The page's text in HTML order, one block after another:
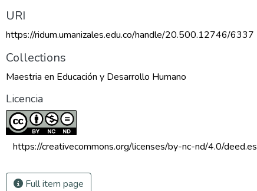
URI
https://ridum.umanizales.edu.co/handle/20.500.12746/6337
Collections
Maestria en Educación y Desarrollo Humano
Licencia
https://creativecommons.org/licenses/by-nc-nd/4.0/deed.es
Full item page